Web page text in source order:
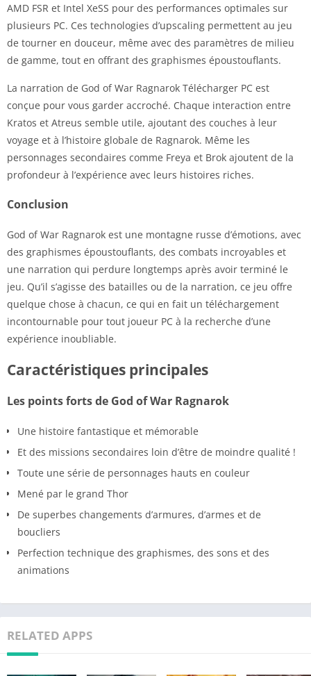
AMD FSR et Intel XeSS pour des performances optimales sur
plusieurs PC. Ces technologies d’upscaling permettent au jeu
de tourner en douceur, même avec des paramètres de milieu
de gamme, tout en offrant des graphismes époustouflants.
La narration de God of War Ragnarok Télécharger PC est
conçue pour vous garder accroché. Chaque interaction entre
Kratos et Atreus semble utile, ajoutant des couches à leur
voyage et à l’histoire globale de Ragnarok. Même les
personnages secondaires comme Freya et Brok ajoutent de la
profondeur à l’expérience avec leurs histoires riches.
Conclusion
God of War Ragnarok est une montagne russe d’émotions, avec
des graphismes époustouflants, des combats incroyables et
une narration qui perdure longtemps après avoir terminé le
jeu. Qu’il s’agisse des batailles ou de la narration, ce jeu offre
quelque chose à chacun, ce qui en fait un téléchargement
incontournable pour tout joueur PC à la recherche d’une
expérience inoubliable.
Caractéristiques principales
Les points forts de God of War Ragnarok
Une histoire fantastique et mémorable
Et des missions secondaires loin d’être de moindre qualité !
Toute une série de personnages hauts en couleur
Mené par le grand Thor
De superbes changements d’armures, d’armes et de
boucliers
Perfection technique des graphismes, des sons et des
animations
RELATED APPS